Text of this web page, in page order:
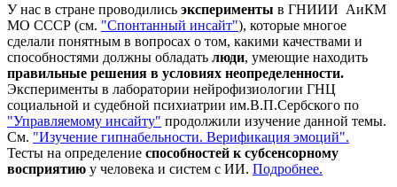
У нас в стране проводились эксперименты в ГНИИИ АиКМ
МО СССР (см. "Спонтанный инсайт"), которые многое
сделали понятным в вопросах о том, какими качествами и
способностями должны обладать люди, умеющие находить
правильные решения в условиях неопределенности.
Эксперименты в лаборатории нейрофизиологии ГНЦ
социальной и судебной психиатрии им.В.П.Сербского по
"Управляемому инсайту" продолжили изучение данной темы.
См. "Изучение гипнабельности. Верификация эмоций".
Тесты на определение способностей к субсенсорному
восприятию у человека и систем с ИИ. Подробнее.